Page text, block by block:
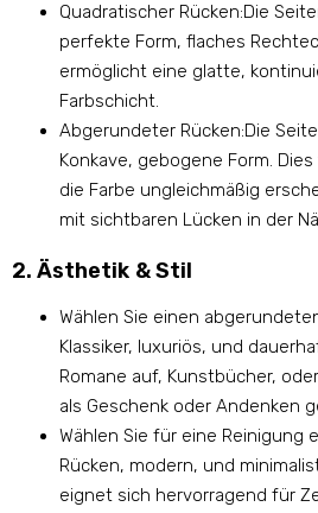
Quadratischer Rücken:Die
perfekte Form, flaches
ermöglicht eine glatte,
Farbschicht.
Abgerundeter Rücken:Die
Konkave, gebogene Form.
die Farbe ungleichmäßig
mit sichtbaren Lücken in der
2. Ästhetik & Stil
Wählen Sie einen
Klassiker, luxuriös, und
Romane auf, Kunstbücher,
als Geschenk oder Andenken
Wählen Sie für eine Reinigung
Rücken, modern, und
eignet sich hervorragend für